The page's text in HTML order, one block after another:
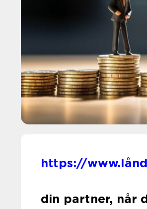
https://
din partner, når